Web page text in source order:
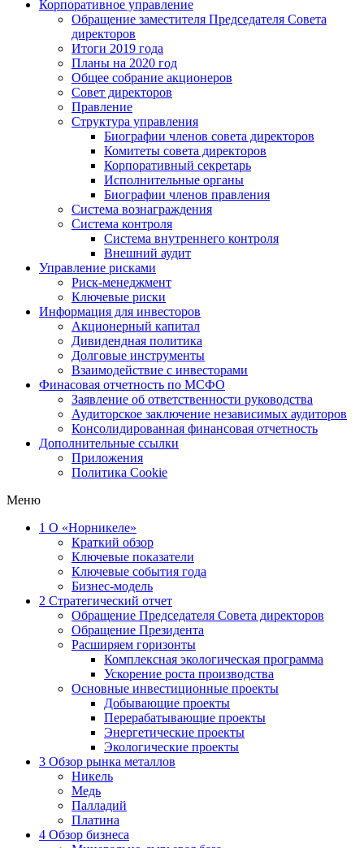
Корпоративное управление
Обращение заместителя Председателя Совета
директоров
Итоги 2019 года
Планы на 2020 год
Общее собрание акционеров
Совет директоров
Правление
Структура управления
Биографии членов совета директоров
Комитеты совета директоров
Корпоративный секретарь
Исполнительные органы
Биографии членов правления
Система вознаграждения
Система контроля
Система внутреннего контроля
Внешний аудит
Управление рисками
Риск-менеджмент
Ключевые риски
Информация для инвесторов
Акционерный капитал
Дивидендная политика
Долговые инструменты
Взаимодействие с инвеcторами
Финасовая отчетность по МСФО
Заявление об ответственности руководства
Аудиторское заключение независимых аудиторов
Консолидированная финансовая отчетность
Дополнительные ссылки
Приложения
Политика Cookie
Меню
1 О «Норникеле»
Краткий обзор
Ключевые показатели
Ключевые события года
Бизнес-модель
2 Стратегический отчет
Обращение Председателя Совета директоров
Обращение Президента
Расширяем горизонты
Комплексная экологическая программа
Ускорение роста производства
Основные инвестиционные проекты
Добывающие проекты
Перерабатывающие проекты
Энергетические проекты
Экологические проекты
3 Обзор рынка металлов
Никель
Медь
Палладий
Платина
4 Обзор бизнеса